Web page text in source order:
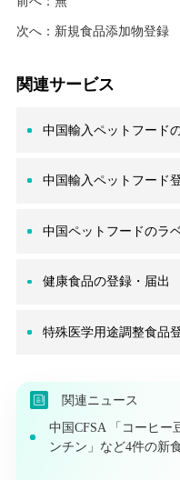
次へ： 新規食品添加物登録
関連サービス
中国輸入ペットフード
中国輸入ペットフード
中国ペットフードのラ
健康食品の登録・届出
特殊医学用途調整食品
関連ニュース
中国CFSA 「コーヒー
ンチン」など4件の新